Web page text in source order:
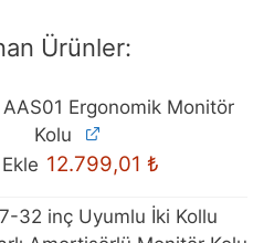
Ürünler:
AAS01 Ergonomik Monitör
Kolu
Ekle 12.799,01 ₺
32 inç Uyumlu İki Kollu